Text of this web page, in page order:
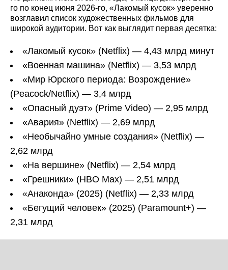
го по конец июня 2026-го, «Лакомый кусок» уверенно
возглавил список художественных фильмов для
широкой аудитории. Вот как выглядит первая десятка:
«Лакомый кусок» (Netflix) — 4,43 млрд минут
«Военная машина» (Netflix) — 3,53 млрд
«Мир Юрского периода: Возрождение»
(Peacock/Netflix) — 3,4 млрд
«Опасный дуэт» (Prime Video) — 2,95 млрд
«Авария» (Netflix) — 2,69 млрд
«Необычайно умные создания» (Netflix) —
2,62 млрд
«На вершине» (Netflix) — 2,54 млрд
«Грешники» (HBO Max) — 2,51 млрд
«Анаконда» (2025) (Netflix) — 2,33 млрд
«Бегущий человек» (2025) (Paramount+) —
2,31 млрд